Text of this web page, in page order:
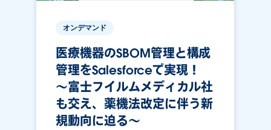
オンデマンド
医療機器のSBOM管理と構成
管理をSalesforceで実現！
～富士フイルムメディカル社
も交え、薬機法改定に伴う新
規動向に迫る～